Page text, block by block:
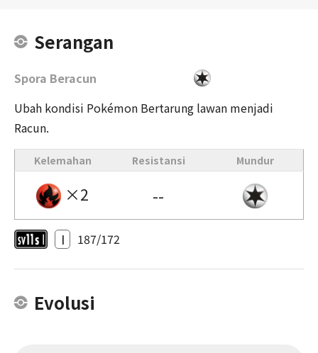
Serangan
Spora Beracun
Ubah kondisi Pokémon Bertarung lawan menjadi
Racun.
Kelemahan Resistansi Mundur
×2 --
I 187/172
Evolusi